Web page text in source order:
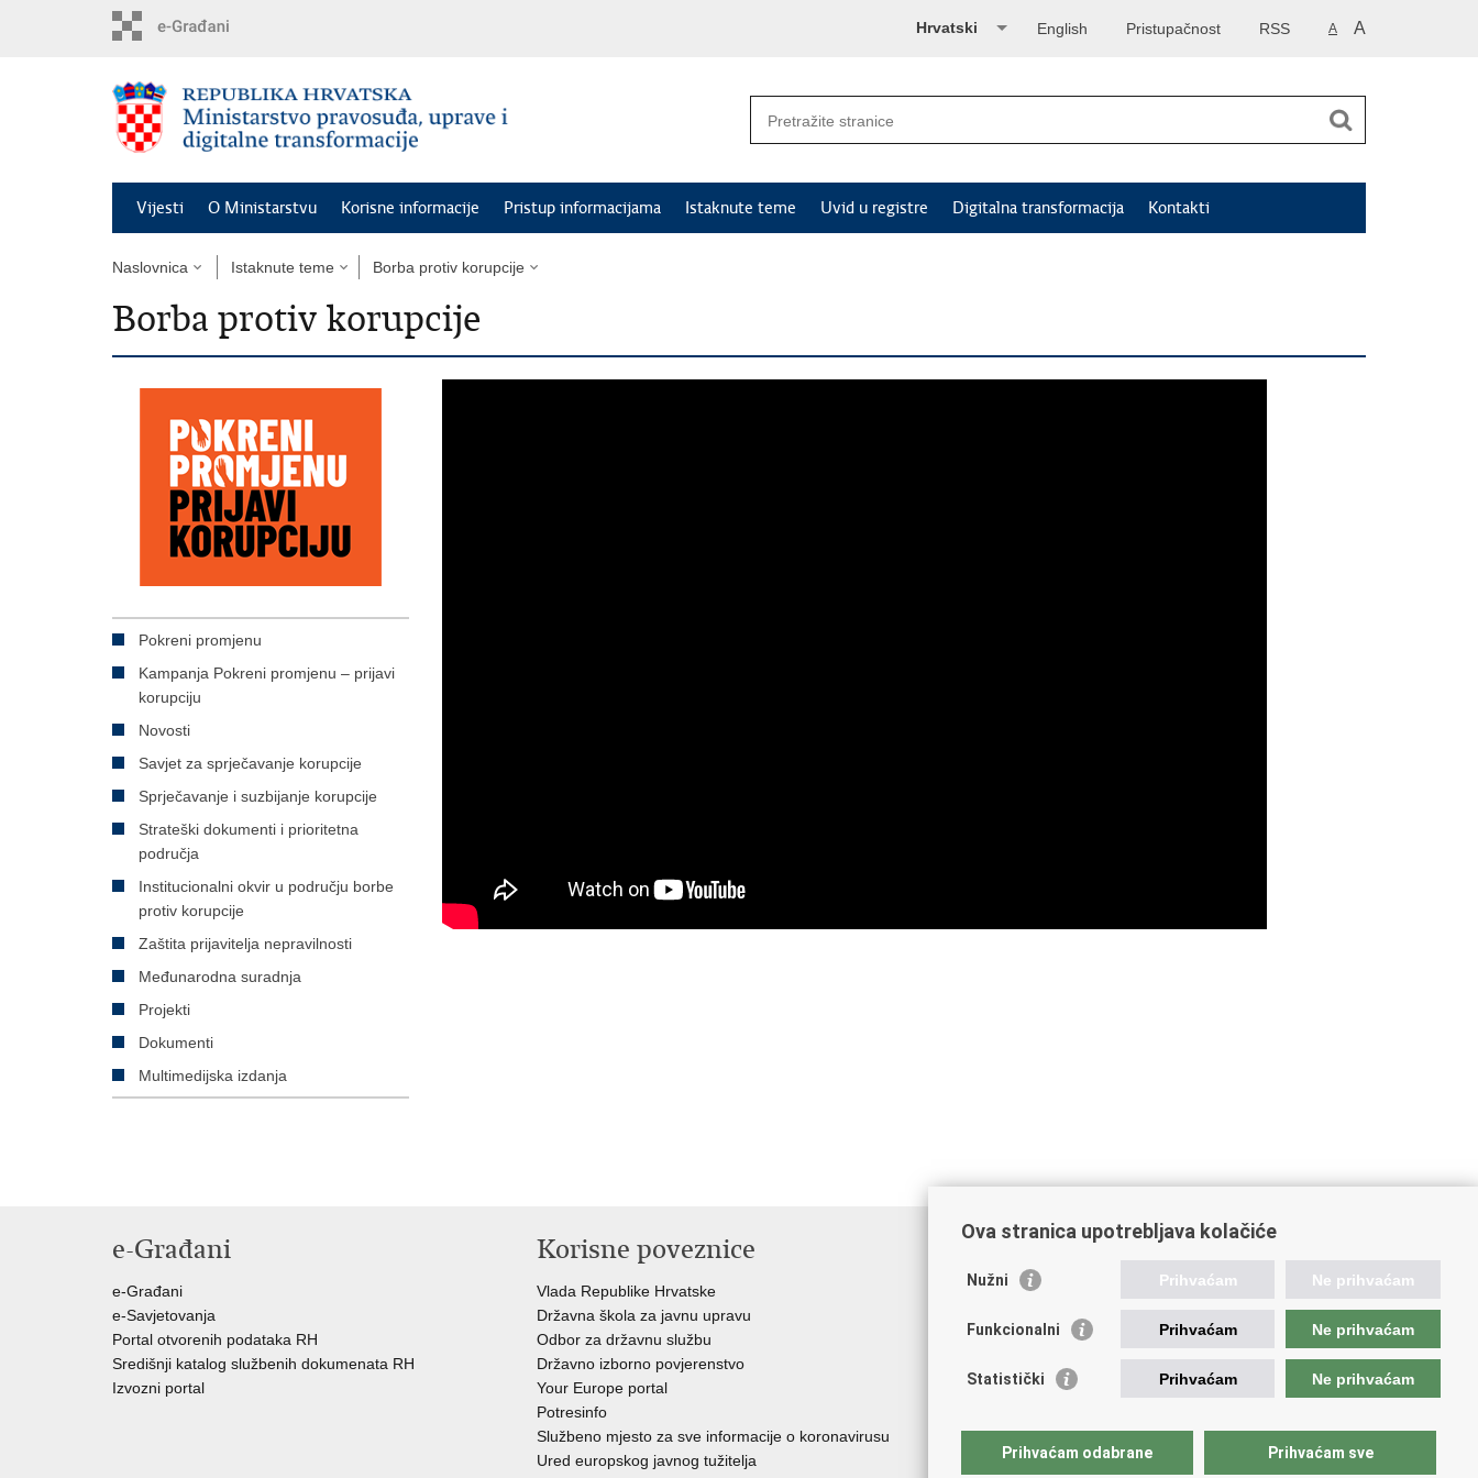
A A
RSS
Pristupačnost
English
Hrvatski
Vijesti O Ministarstvu Korisne informacije Pristup informacijama Istaknute teme Uvid u registre Digitalna transformacija Kontakti
Naslovnica Istaknute teme Borba protiv korupcije
Borba protiv korupcije
Pokreni promjenu
Kampanja Pokreni promjenu – prijavi
korupciju
Novosti
Savjet za sprječavanje korupcije
Sprječavanje i suzbijanje korupcije
Strateški dokumenti i prioritetna
područja
Institucionalni okvir u području borbe
protiv korupcije
Zaštita prijavitelja nepravilnosti
Međunarodna suradnja
Projekti
Dokumenti
Multimedijska izdanja
e-Građani
e-Građani
e-Savjetovanja
Portal otvorenih podataka RH
Središnji katalog službenih dokumenata RH
Izvozni portal
Korisne poveznice
Vlada Republike Hrvatske
Državna škola za javnu upravu
Odbor za državnu službu
Državno izborno povjerenstvo
Your Europe portal
Potresinfo
Službeno mjesto za sve informacije o koronavirusu
Ured europskog javnog tužitelja
Poveznice pravosudnog sustava
Portal sudova
Državno odvjetništvo
Ured za suzbijanje korupcije i organiziranog kriminaliteta
Državnoodvjetničko vijeće
Hrvatska odvjetnička komora
Hrvatska javnobilježnička komora
Ova stranica upotrebljava kolačiće
Nužni Prihvaćam Ne prihvaćam
Funkcionalni Prihvaćam Ne prihvaćam
Statistički Prihvaćam Ne prihvaćam
Prihvaćam odabrane Prihvaćam sve